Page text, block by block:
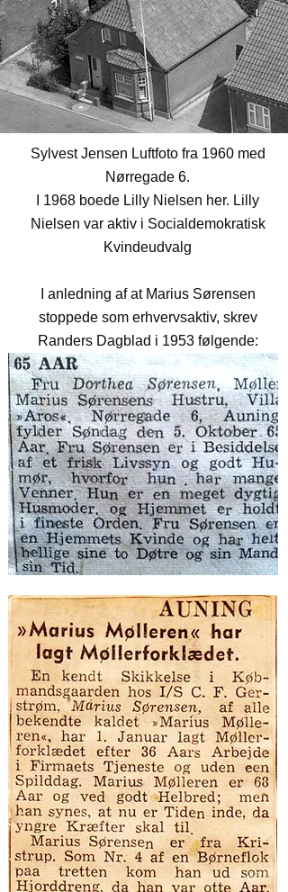
Sylvest Jensen Luftfoto fra 1960 med
Nørregade 6.
I 1968 boede Lilly Nielsen her. Lilly
Nielsen var aktiv i Socialdemokratisk
Kvindeudvalg
I anledning af at Marius Sørensen
stoppede som erhvervsaktiv, skrev
Randers Dagblad i 1953 følgende: